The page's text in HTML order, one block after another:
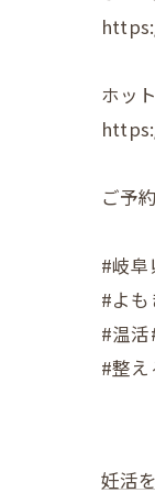
ホッ
ご予
#岐
#よ
#温
#整
妊活